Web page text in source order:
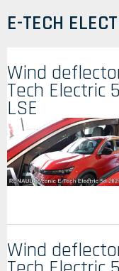
E-TECH
Wind
Tech Electric
LSE
Wind